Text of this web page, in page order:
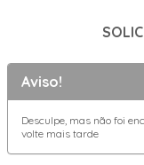
Aviso!
Desculpe, mas não foi
volte mais tarde